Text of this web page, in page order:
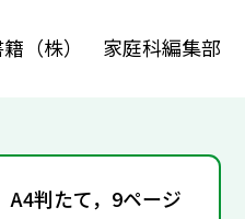
籍（株） 家庭科編集部
A4判たて，9ページ